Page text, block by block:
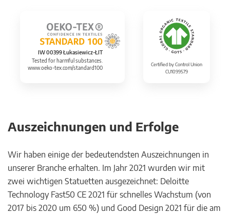
IW 00399 Łukasiewicz-ŁIT
Tested for harmful substances.
www.oeko-tex.com/standard100
Certified by Control Union
CU1099579
Auszeichnungen und Erfolge
Wir haben einige der bedeutendsten Auszeichnungen in
unserer Branche erhalten. Im Jahr 2021 wurden wir mit
zwei wichtigen Statuetten ausgezeichnet: Deloitte
Technology Fast50 CE 2021 für schnelles Wachstum (von
2017 bis 2020 um 650 %) und Good Design 2021 für die am